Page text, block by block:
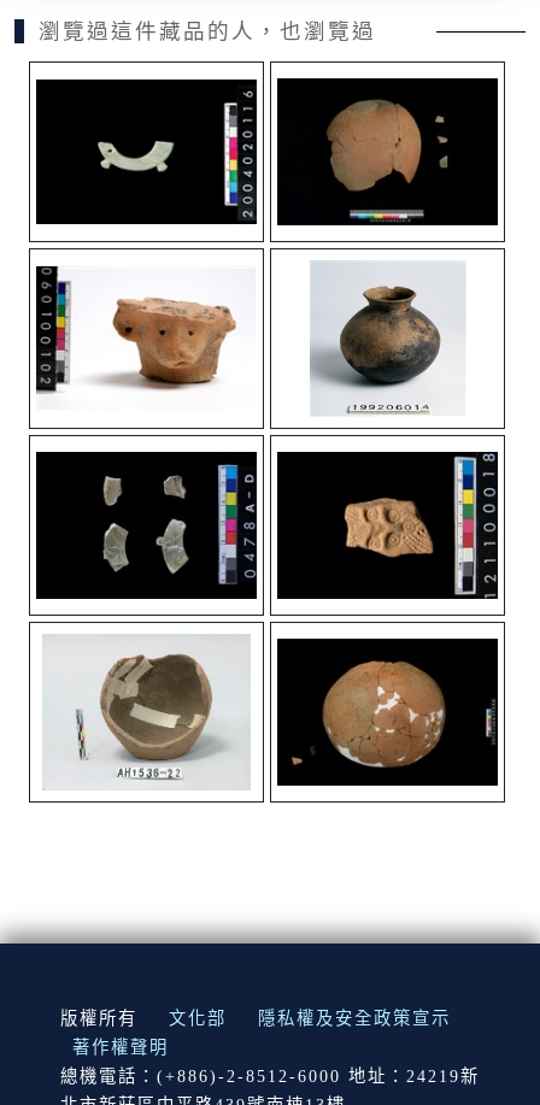
瀏覽過這件藏品的人，也瀏覽過
:::
版權所有 文化部
隱私權及安全政策宣示
著作權聲明
總機電話：(+886)-2-8512-6000 地址：24219新